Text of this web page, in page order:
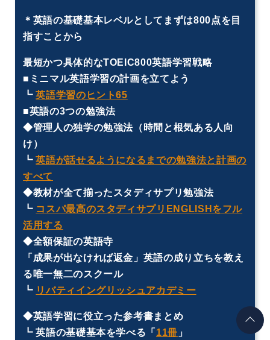
＊英語の基礎基本レベルとしてまずは800点を目
指すことから
最短かつ具体的なTOEIC800英語学習戦略
■ミニマル英語学習の計画を立てよう
┗英語学習のヒント65
■英語の3つの勉強法
◆管理人の独学の勉強法（時間と根気ある人向
け）
┗英語が話せるようになるまでの勉強法と計画の
すべて
◆教材が全て揃ったスタディサプリ勉強法
┗ コスパ最高のスタディサプリENGLISHをフル
活用する
◆全額保証の英語寺
「成果が出なければ返金」英語の成り立ちを教え
る唯一無二のスクール
┗ リバティイングリッシュアカデミー
◆英語学習に役立った参考書まとめ
┗ 英語の基礎基本を学べる「 11冊 」